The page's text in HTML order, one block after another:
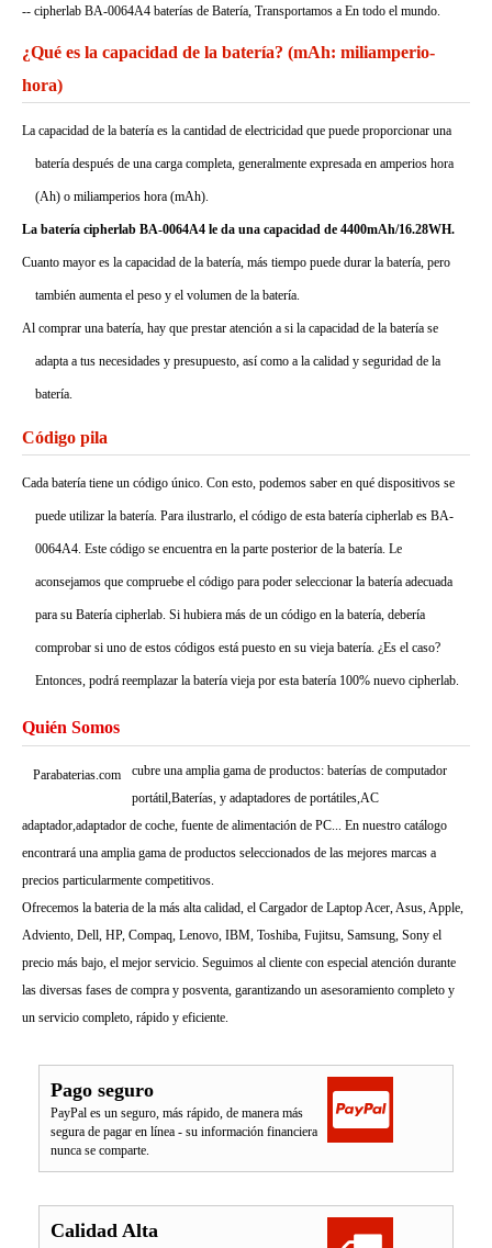
-- cipherlab BA-0064A4 baterías de Batería, Transportamos a En todo el mundo.
¿Qué es la capacidad de la batería? (mAh: miliamperio-
hora)
La capacidad de la batería es la cantidad de electricidad que puede proporcionar una
batería después de una carga completa, generalmente expresada en amperios hora
(Ah) o miliamperios hora (mAh).
La batería cipherlab BA-0064A4 le da una capacidad de 4400mAh/16.28WH.
Cuanto mayor es la capacidad de la batería, más tiempo puede durar la batería, pero
también aumenta el peso y el volumen de la batería.
Al comprar una batería, hay que prestar atención a si la capacidad de la batería se
adapta a tus necesidades y presupuesto, así como a la calidad y seguridad de la
batería.
Código pila
Cada batería tiene un código único. Con esto, podemos saber en qué dispositivos se
puede utilizar la batería. Para ilustrarlo, el código de esta batería cipherlab es BA-
0064A4. Este código se encuentra en la parte posterior de la batería. Le
aconsejamos que compruebe el código para poder seleccionar la batería adecuada
para su Batería cipherlab. Si hubiera más de un código en la batería, debería
comprobar si uno de estos códigos está puesto en su vieja batería. ¿Es el caso?
Entonces, podrá reemplazar la batería vieja por esta batería 100% nuevo cipherlab.
Quién Somos
Parabaterias.com
cubre una amplia gama de productos: baterías de computador
portátil,Baterías, y adaptadores de portátiles,AC
adaptador,adaptador de coche, fuente de alimentación de PC... En nuestro catálogo
encontrará una amplia gama de productos seleccionados de las mejores marcas a
precios particularmente competitivos.
Ofrecemos la bateria de la más alta calidad, el Cargador de Laptop Acer, Asus, Apple,
Adviento, Dell, HP, Compaq, Lenovo, IBM, Toshiba, Fujitsu, Samsung, Sony el
precio más bajo, el mejor servicio. Seguimos al cliente con especial atención durante
las diversas fases de compra y posventa, garantizando un asesoramiento completo y
un servicio completo, rápido y eficiente.
Pago seguro
PayPal es un seguro, más rápido, de manera más
segura de pagar en línea - su información financiera
nunca se comparte.
Calidad Alta